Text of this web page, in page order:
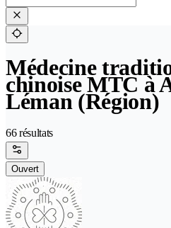
Médecine
chinoise MTC à
Léman (Région)
66 résultats
Ouvert